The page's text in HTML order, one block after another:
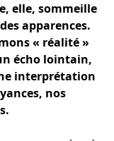
elle, sommeille
apparences.
« réalité »
écho lointain,
interprétation
nos